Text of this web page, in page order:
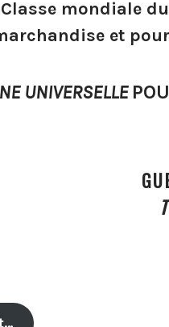
Classe mondiale
et
UNIVERSELLE